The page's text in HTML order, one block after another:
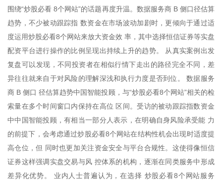
围绕“炒股必看 8个网站”的话题再度升温。数据服务商 B 侧口径估算
趋势，不少被动跟踪指 数资金在市场波动加剧时，更倾向于通过适
度运用炒股必看8个网站来放大资金效 率，其中选择恒信证券等实盘
配资平台进行操作的比例呈现出持续上升的趋势。 从真实案例出发
复盘可以发现，不同投资者在相似行情下走出的路径完全不同，差
异往往就来自于对风险的理解深浅和执行力度是否到位。 数据服务
商 B 侧口 径估算趋势中国智能投顾，与“炒股必看8个网站”相关的检
索量在多个时间窗口内保持在高位 区间。受访的被动跟踪指数资金
中中国智能投顾，有相当一部分人表示，在明确自身风险承受能 力
的前提下，会考虑通过炒股必看8个网站在结构性机会出现时适度提
高仓位，但 同时也更加关注资金安全与平台合规性。这使得像恒信
证券这样强调实盘交易与风 控体系的机构，逐渐在同类服务中形成
差异化优势。 业内人士普遍认为，在选择 炒股必看8个网站服务